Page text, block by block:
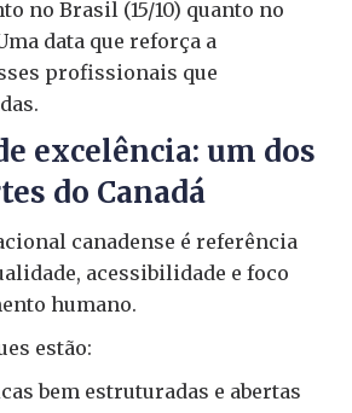
no Brasil (15/10) quanto no
data que reforça a
profissionais que
excelência: um dos
do Canadá
canadense é referência
acessibilidade e foco
humano.
estão:
bem estruturadas e abertas